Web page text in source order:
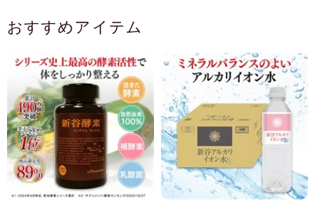
おすすめアイテム